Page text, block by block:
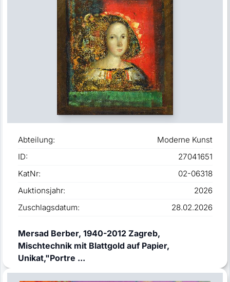
Abteilung:
Moderne Kunst
ID:
27041651
KatNr:
02-06318
Auktionsjahr:
2026
Zuschlagsdatum:
28.02.2026
Mersad Berber, 1940-2012 Zagreb,
Mischtechnik mit Blattgold auf Papier,
Unikat,"Portre ...